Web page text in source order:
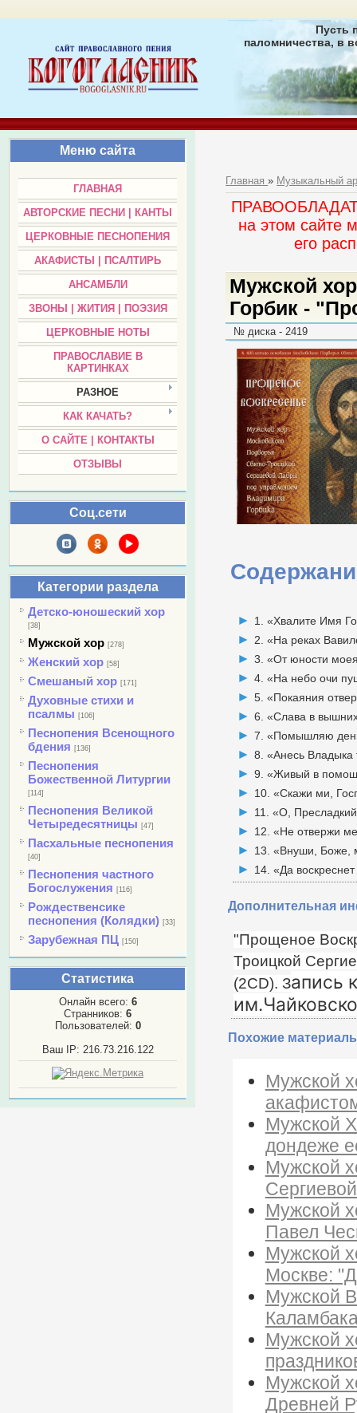
Пусть
паломничества, в
Меню сайта
ГЛАВНАЯ
АВТОРСКИЕ ПЕСНИ | КАНТЫ
ЦЕРКОВНЫЕ ПЕСНОПЕНИЯ
АКАФИСТЫ | ПСАЛТИРЬ
АНСАМБЛИ
ЗВОНЫ | ЖИТИЯ | ПОЭЗИЯ
ЦЕРКОВНЫЕ НОТЫ
ПРАВОСЛАВИЕ В
КАРТИНКАХ
РАЗНОЕ
КАК КАЧАТЬ?
О САЙТЕ | КОНТАКТЫ
ОТЗЫВЫ
Соц.сети
Категории раздела
Детско-юношеский хор
[38]
Мужской хор [278]
Женский хор [58]
Смешаный хор [171]
Духовные стихи и
псалмы [106]
Песнопения Всенощного
бдения [136]
Песнопения
Божественной Литургии
[114]
Песнопения Великой
Четыредесятницы [47]
Пасхальные песнопения
[40]
Песнопения частного
Богослужения [116]
Рождественсике
песнопения (Колядки) [33]
Зарубежная ПЦ [150]
Статистика
Онлайн всего: 6
Странников: 6
Пользователей: 0
Ваш IP: 216.73.216.122
Главная» Музыкальный
на этом сайте
его
Мужской
Горбик -
№ диска - 2419
1. «Хвалите Имя
2. «На реках
3. «От юности
4. «На небо очи
5. «Покаяния
6. «Слава в
7. «Помышляю
8. «Анесь Владыка
9. «Живый в
10. «Скажи ми,
11. «О,
12. «Не отвержи
13. «Внуши, Боже,
14. «Да
Дополнительная
"Прощеное
Троицкой
(2CD). Запись
Похожие
Мужской
Мужской
дондеже
Мужской
Мужской
Павел
Мужской
Москве:
Мужской
Мужской
Мужской
Древней